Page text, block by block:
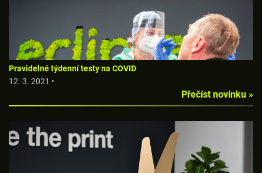
Pravidelné týdenní testy na COVID
12. 3. 2021 •
Přečíst novinku »